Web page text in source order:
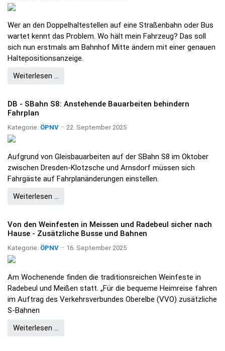
Wer an den Doppelhaltestellen auf eine Straßenbahn oder Bus
wartet kennt das Problem. Wo hält mein Fahrzeug? Das soll
sich nun erstmals am Bahnhof Mitte ändern mit einer genauen
Haltepositionsanzeige.
Weiterlesen …
DB - SBahn S8: Anstehende Bauarbeiten behindern
Fahrplan
Kategorie: ÖPNV 22. September 2025
Aufgrund von Gleisbauarbeiten auf der SBahn S8 im Oktober
zwischen Dresden-Klotzsche und Arnsdorf müssen sich
Fahrgäste auf Fahrplanänderungen einstellen.
Weiterlesen …
Von den Weinfesten in Meissen und Radebeul sicher nach
Hause - Zusätzliche Busse und Bahnen
Kategorie: ÖPNV 16. September 2025
Am Wochenende finden die traditionsreichen Weinfeste in
Radebeul und Meißen statt. „Für die bequeme Heimreise fahren
im Auftrag des Verkehrsverbundes Oberelbe (VVO) zusätzliche
S-Bahnen
Weiterlesen …